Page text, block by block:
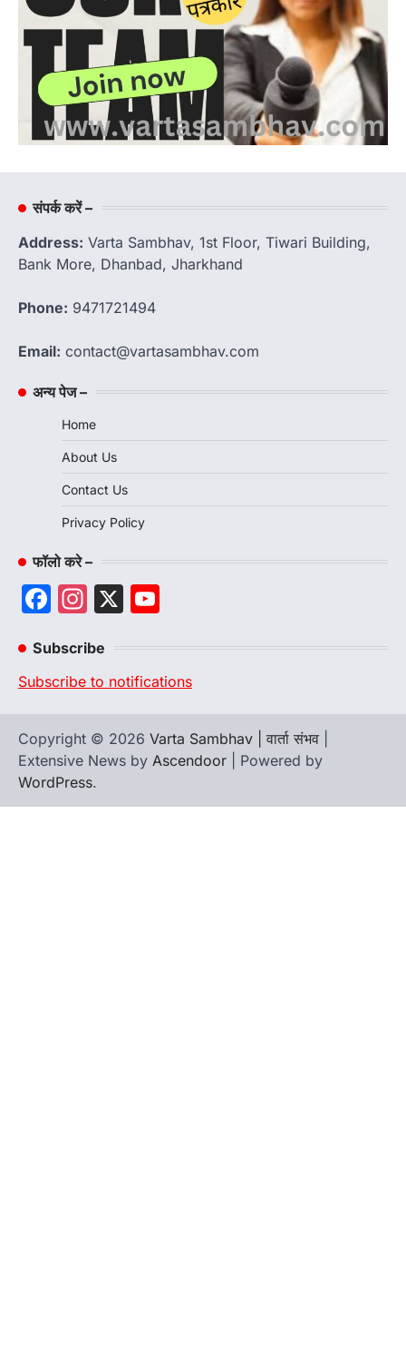
संपर्क करें –
Address: Varta Sambhav, 1st Floor, Tiwari Building,
Bank More, Dhanbad, Jharkhand
Phone: 9471721494
Email: contact@vartasambhav.com
अन्य पेज –
Home
About Us
Contact Us
Privacy Policy
फॉलो करे –
Facebook
Instagram
X
Subscribe
Subscribe to notifications
Copyright © 2026 Varta Sambhav | वार्ता संभव
Extensive News by Ascendoor | Powered by
WordPress.